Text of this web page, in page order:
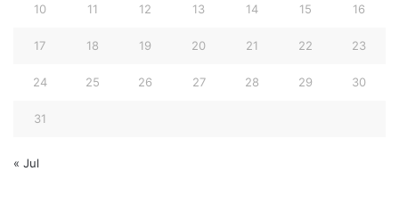
10 11 12 13 14 15 16
17 18 19 20 21 22 23
24 25 26 27 28 29 30
31
« Jul